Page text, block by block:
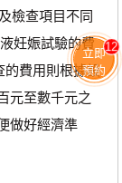
檢查項目不同
妊娠試驗的費
的費用則根據設
元至數千元之
做好經濟準
立即
預約
12